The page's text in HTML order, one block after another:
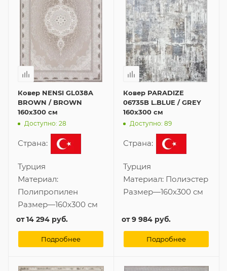
Ковер NENSI GL038A
BROWN / BROWN
160x300 см
Доступно: 28
Страна:
Турция
Материал:
Полипропилен
Размер—160x300 см
от14 294 руб.
Подробнее
Ковер PARADIZE
06735B L.BLUE / GREY
160x300 см
Доступно: 89
Страна:
Турция
Материал: Полиэстер
Размер—160x300 см
от9 984 руб.
Подробнее